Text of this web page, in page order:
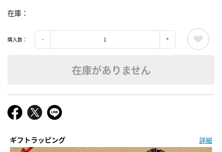
在庫
購入数：
在庫がありません
ギフトラッピング 詳細